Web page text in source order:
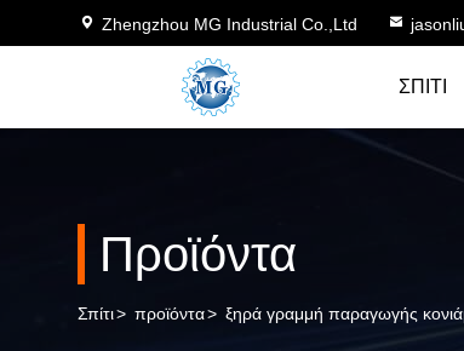
Zhengzhou MG Industrial Co.,Ltd
ΣΠΊΤΙ
Προϊόντα
Σπίτι> προϊόντα> ξηρά γραμμή παραγωγής